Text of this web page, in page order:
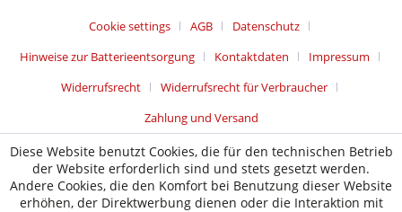
Cookie settings AGB
Datenschutz
Hinweise zur Batterieentsorgung
Kontaktdaten
Impressum
Widerrufsrecht
Widerrufsrecht für Verbraucher
Zahlung und Versand
Diese Website benutzt Cookies, die für den technischen Betrieb
der Website erforderlich sind und stets gesetzt werden.
Andere Cookies, die den Komfort bei Benutzung dieser Website
erhöhen, der Direktwerbung dienen oder die Interaktion mit